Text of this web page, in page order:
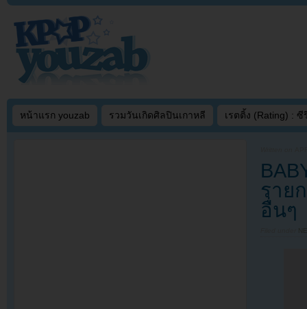
หน้าแรก youzab รวมวันเกิดศิลปินเกาหลี เรตติ้ง (Rating) : ซี
ราย
อื่นๆ